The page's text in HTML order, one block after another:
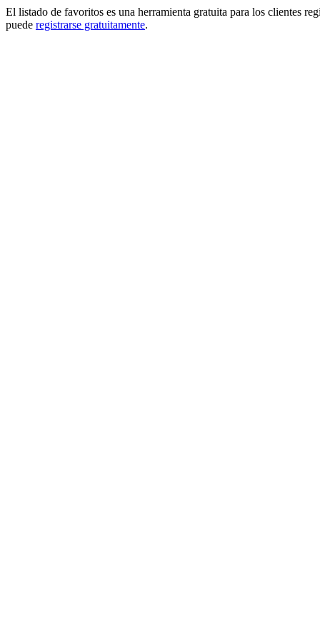
El listado de favoritos es una herramienta gratuita para los clientes
puede registrarse gratuitamente.